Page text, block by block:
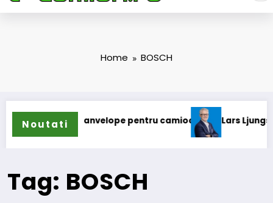
Home BOSCH
Noutati
de anvelope pentru camioane Lars Ljungström a fost
Tag: BOSCH